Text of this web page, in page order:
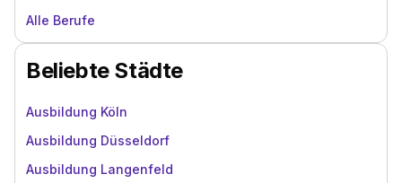
Alle Berufe
Beliebte Städte
Ausbildung Köln
Ausbildung Düsseldorf
Ausbildung Langenfeld